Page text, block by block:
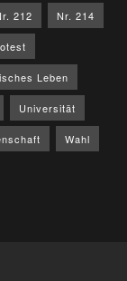
212 Nr. 214
Leben
Universität
Wahl